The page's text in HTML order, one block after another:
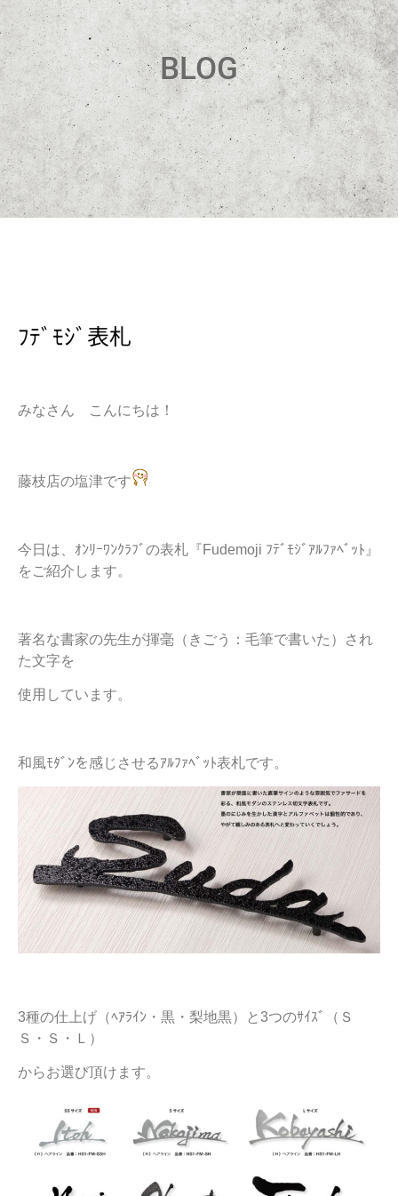
BLOG
ﾌﾃﾞﾓｼﾞ表札
みなさん こんにちは！
藤枝店の塩津です
今日は、ｵﾝﾘｰﾜﾝｸﾗﾌﾞの表札『Fudemoji ﾌﾃﾞﾓｼﾞｱﾙﾌｧﾍﾞｯﾄ』
をご紹介します。
著名な書家の先生が揮毫（きごう：毛筆で書いた）され
た文字を
使用しています。
和風ﾓﾀﾞﾝを感じさせるｱﾙﾌｧﾍﾞｯﾄ表札です。
3種の仕上げ（ﾍｱﾗｲﾝ・黒・梨地黒）と3つのｻｲｽﾞ（Ｓ
Ｓ・Ｓ・Ｌ）
からお選び頂けます。